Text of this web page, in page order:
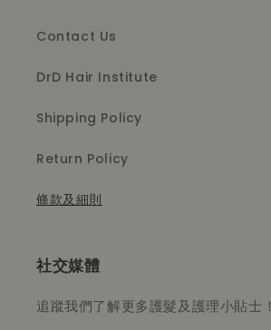
Contact Us
DrD Hair Institute
Shipping Policy
Return Policy
條款及細則
社交媒體
追蹤我們了解更多護髮及護理小貼士！